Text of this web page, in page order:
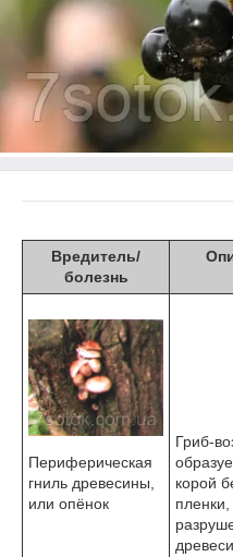
Вредитель/
болезнь
Перифери­ческая
гниль древесины,
или опёнок
Гриб-
корой